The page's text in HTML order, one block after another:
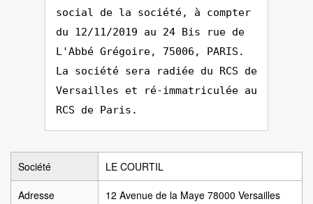
social de la société, à compter
du 12/11/2019 au 24 Bis rue de
L'Abbé Grégoire, 75006, PARIS.
La société sera radiée du RCS de
Versailles et ré-immatriculée au
RCS de Paris.
Société LE COURTIL
Adresse 12 Avenue de la Maye 78000 Versailles